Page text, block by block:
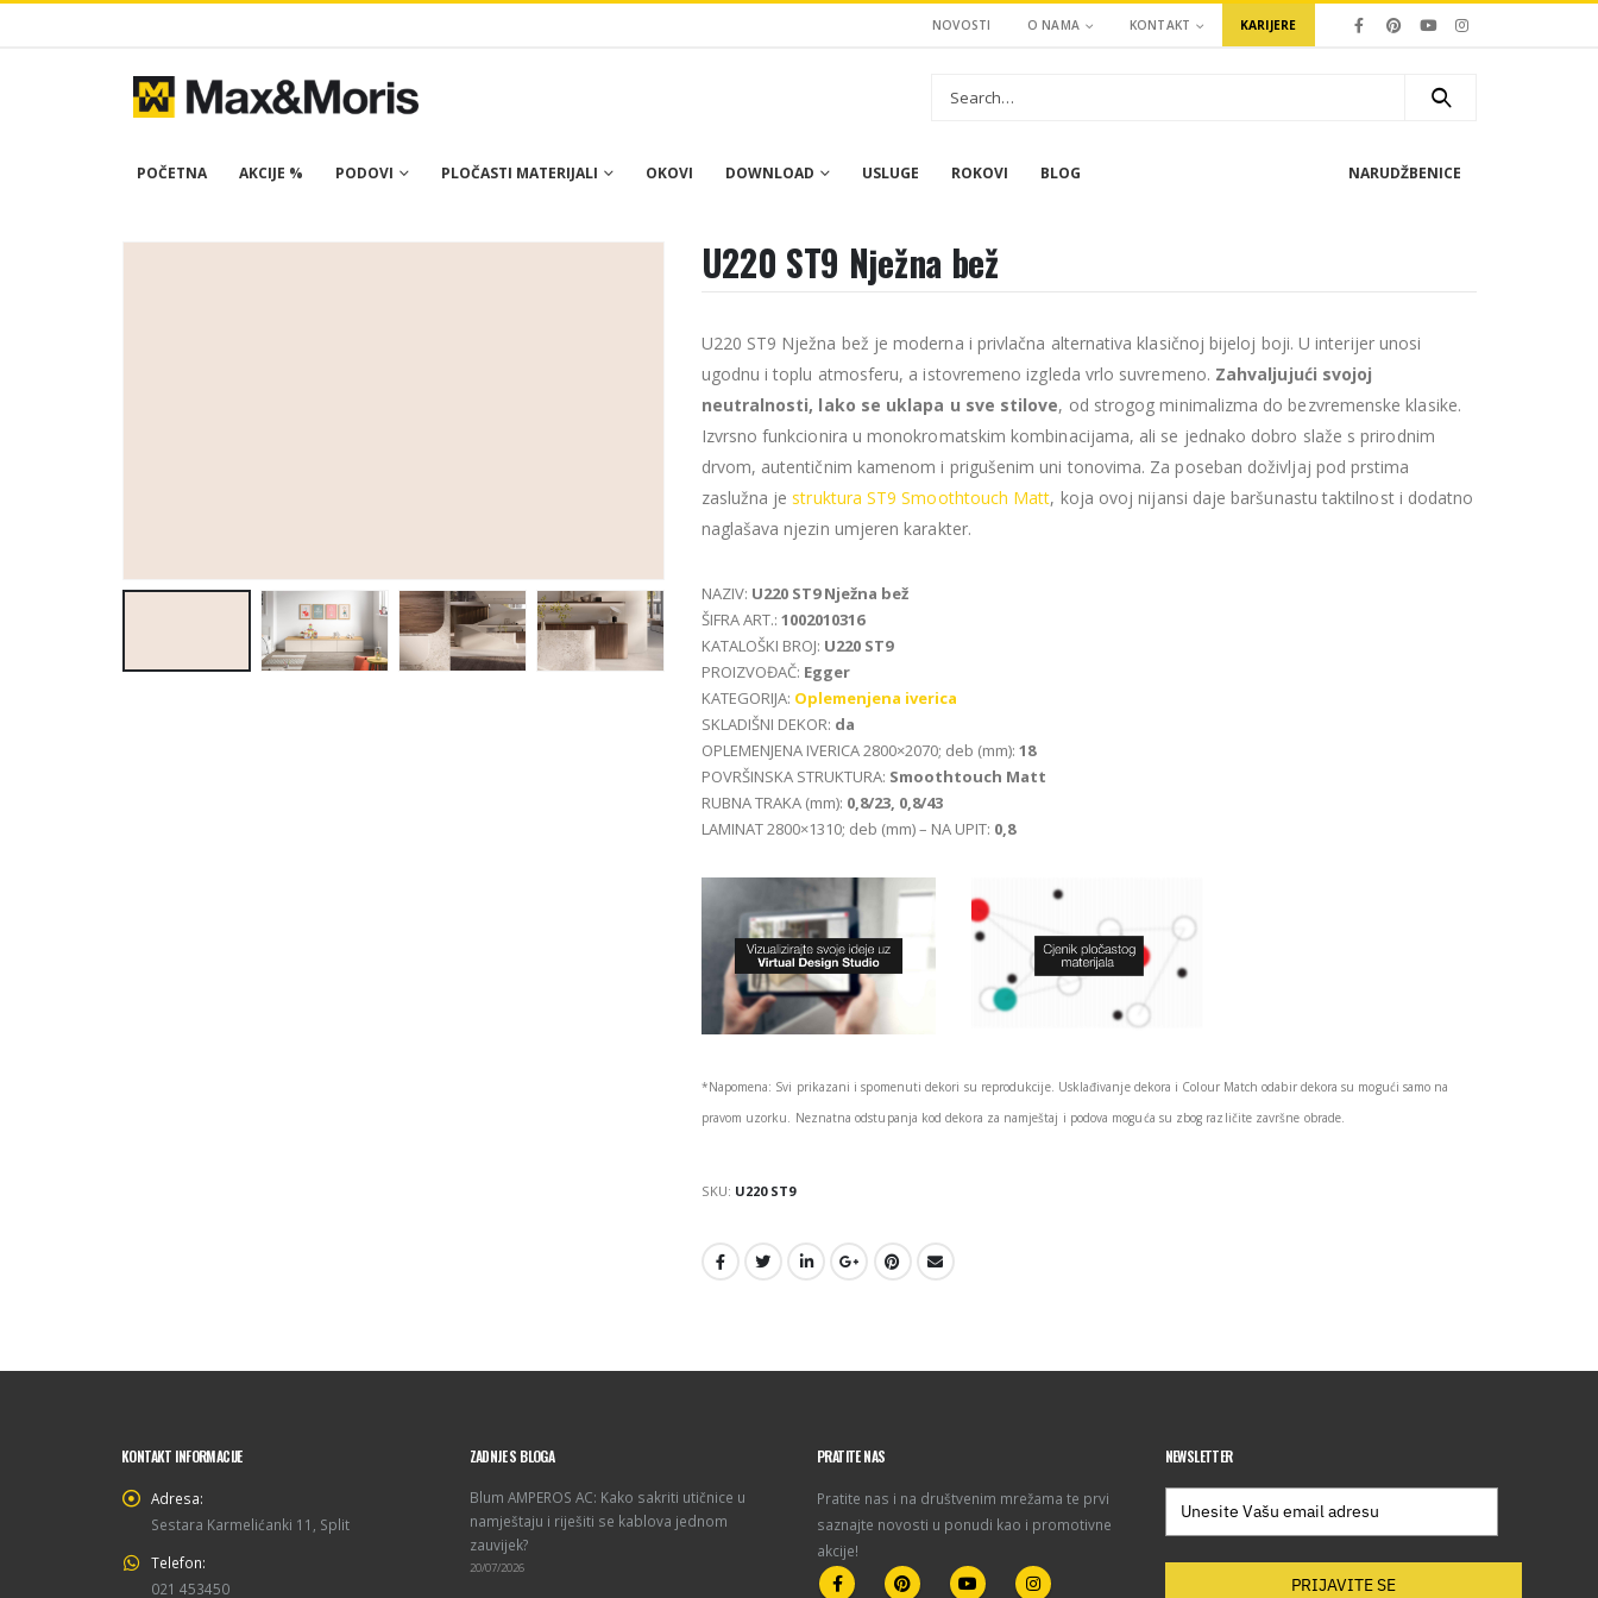
NOVOSTI O NAMA KONTAKT KARIJERE
POČETNA AKCIJE % PODOVI PLOČASTI MATERIJALI OKOVI DOWNLOAD USLUGE ROKOVI BLOG NARUDŽBENICE
U220 ST9 Nježna bež
U220 ST9 Nježna bež je moderna i privlačna alternativa klasičnoj bijeloj boji. U interijer unosi
ugodnu i toplu atmosferu, a istovremeno izgleda vrlo suvremeno. Zahvaljujući svojoj
neutralnosti, lako se uklapa u sve stilove, od strogog minimalizma do bezvremenske klasike.
Izvrsno funkcionira u monokromatskim kombinacijama, ali se jednako dobro slaže s prirodnim
drvom, autentičnim kamenom i prigušenim uni tonovima. Za poseban doživljaj pod prstima
zaslužna jestruktura ST9 Smoothtouch Matt, koja ovoj nijansi daje baršunastu taktilnost i dodatno
naglašava njezin umjeren karakter.
NAZIV: U220 ST9 Nježna bež
ŠIFRA ART.: 1002010316
KATALOŠKI BROJ: U220 ST9
PROIZVOĐAČ: Egger
KATEGORIJA: Oplemenjena iverica
SKLADIŠNI DEKOR: da
OPLEMENJENA IVERICA 2800×2070; deb (mm): 18
POVRŠINSKA STRUKTURA: Smoothtouch Matt
RUBNA TRAKA (mm): 0,8/23, 0,8/43
LAMINAT 2800×1310; deb (mm) – NA UPIT: 0,8
*Napomena: Svi prikazani i spomenuti dekori su reprodukcije. Usklađivanje dekora i Colour Match odabir dekora su mogući samo na
pravom uzorku. Neznatna odstupanja kod dekora za namještaj i podova moguća su zbog različite završne obrade.
SKU: U220 ST9
KONTAKT INFORMACIJE
Adresa:
Sestara Karmelićanki 11, Split
Telefon:
021 453450
ZADNJE S BLOGA
Blum AMPEROS AC: Kako sakriti utičnice u
namještaju i riješiti se kablova jednom
zauvijek?
20/07/2026
PRATITE NAS
Pratite nas i na društvenim mrežama te prvi
saznajte novosti u ponudi kao i promotivne
akcije!
NEWSLETTER
PRIJAVITE SE